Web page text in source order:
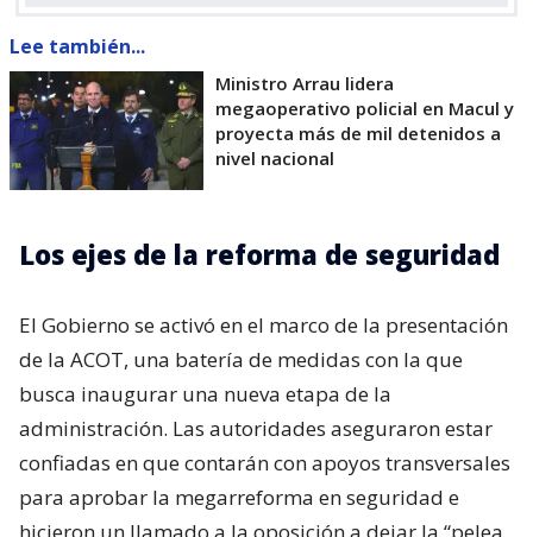
Lee también...
Ministro Arrau lidera
megaoperativo policial en Macul y
proyecta más de mil detenidos a
nivel nacional
Los ejes de la reforma de seguridad
El Gobierno se activó en el marco de la presentación
de la ACOT, una batería de medidas con la que
busca inaugurar una nueva etapa de la
administración. Las autoridades aseguraron estar
confiadas en que contarán con apoyos transversales
para aprobar la megarreforma en seguridad e